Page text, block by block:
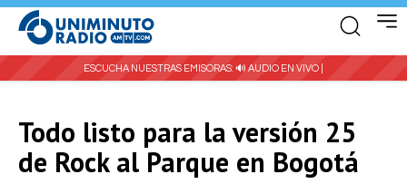
ESCUCHA NUESTRAS EMISORAS: 🔊 AUDIO EN VIVO |
Todo listo para la versión 25
de Rock al Parque en Bogotá